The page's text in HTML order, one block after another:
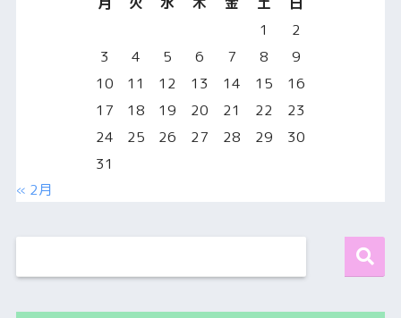
1
2
3
4 5 6 7 8
9
10
11 12 13 14 15
16
17
18 19 20 21 22
23
24
25 26 27 28 29
30
31
« 2月